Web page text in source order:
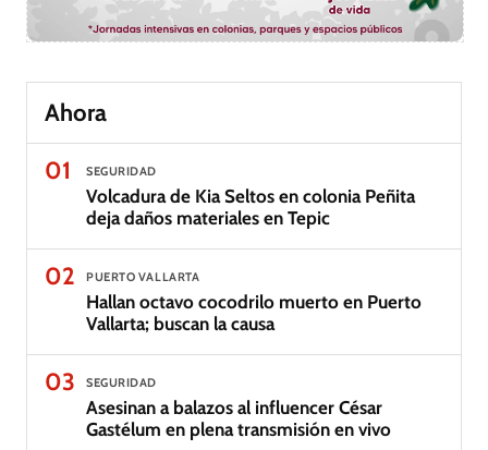
Ahora
01
SEGURIDAD
Volcadura de Kia Seltos en colonia Peñita
deja daños materiales en Tepic
02 PUERTO VALLARTA
Hallan octavo cocodrilo muerto en Puerto
Vallarta; buscan la causa
03 SEGURIDAD
Asesinan a balazos al influencer César
Gastélum en plena transmisión en vivo